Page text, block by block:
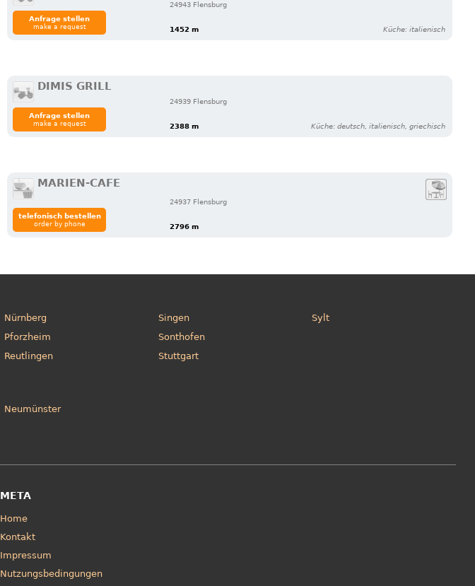
24943 Flensburg
1452 m Küche: italienisch
Anfrage stellen
make a request
DIMIS GRILL
24939 Flensburg
2388 m Küche: deutsch, italienisch, griechisch
Anfrage stellen
make a request
MARIEN-CAFE
24937 Flensburg
2796 m
telefonisch bestellen
order by phone
Nürnberg
Pforzheim
Reutlingen
Singen
Sonthofen
Stuttgart
Sylt
Neumünster
META
Home
Kontakt
Impressum
Nutzungsbedingungen